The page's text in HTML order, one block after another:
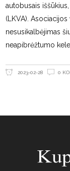
autobusais
(LKVA).
nesusikalbėjimas
neapibrėžtumo
2023-02-28 0